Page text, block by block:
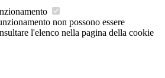
non possono essere
l'elenco nella pagina della cookie